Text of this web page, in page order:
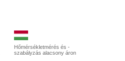
Hőmérsékletmérés és -
szabályzás alacsony áron